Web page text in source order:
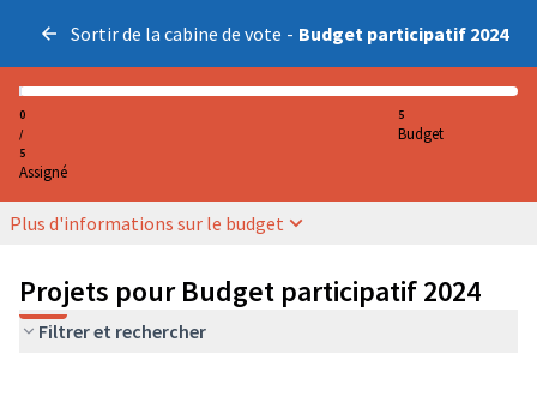
Sortir de la cabine de vote - Budget participatif 2024
0
/
5
Assigné
5
Budget
Plus d'informations sur le budget
Projets pour Budget participatif 2024
Filtrer et rechercher